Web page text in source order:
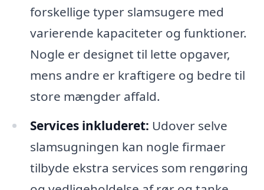
forskellige typer slamsugere med
varierende kapaciteter og funktioner.
Nogle er designet til lette opgaver,
mens andre er kraftigere og bedre til
store mængder affald.
Services inkluderet: Udover selve
slamsugningen kan nogle firmaer
tilbyde ekstra services som rengøring